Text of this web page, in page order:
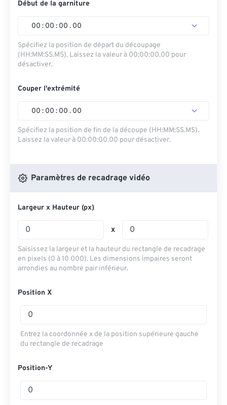
Début de la garniture
00 : 00 : 00 . 00
Spécifiez la position de départ du découpage
(HH:MM:SS.MS). Laissez la valeur à 00:00:00.00 pour
désactiver.
Couper l'extrémité
00 : 00 : 00 . 00
Spécifiez la position de fin de la découpe (HH:MM:SS.MS).
Laissez la valeur à 00:00:00.00 pour désactiver.
Paramètres de recadrage vidéo
Largeur x Hauteur (px)
x
Saisissez la largeur et la hauteur du rectangle de recadrage
en pixels (0 à 10 000). Les dimensions impaires seront
arrondies au nombre pair inférieur.
Position X
Entrez la coordonnée x de la position supérieure gauche
du rectangle de recadrage
Position-Y